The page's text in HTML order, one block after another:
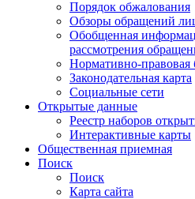
Порядок обжалования
Обзоры обращений
Обобщенная
рассмотрения
Нормативно-правовая
Законодательная карта
Социальные сети
Открытые данные
Реестр наборов
Интерактивные карты
Общественная приемная
Поиск
Поиск
Карта сайта